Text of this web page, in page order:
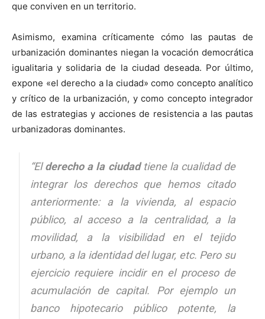
que conviven en un territorio.
Asimismo, examina críticamente cómo las pautas de
urbanización dominantes niegan la vocación democrática
igualitaria y solidaria de la ciudad deseada. Por último,
expone «el derecho a la ciudad» como concepto analítico
y crítico de la urbanización, y como concepto integrador
de las estrategias y acciones de resistencia a las pautas
urbanizadoras dominantes.
“Elderecho a la ciudadtiene la cualidad de
integrar los derechos que hemos citado
anteriormente: a la vivienda, al espacio
público, al acceso a la centralidad, a la
movilidad, a la visibilidad en el tejido
urbano, a la identidad del lugar, etc. Pero su
ejercicio requiere incidir en el proceso de
acumulación de capital. Por ejemplo un
banco hipotecario público potente, la